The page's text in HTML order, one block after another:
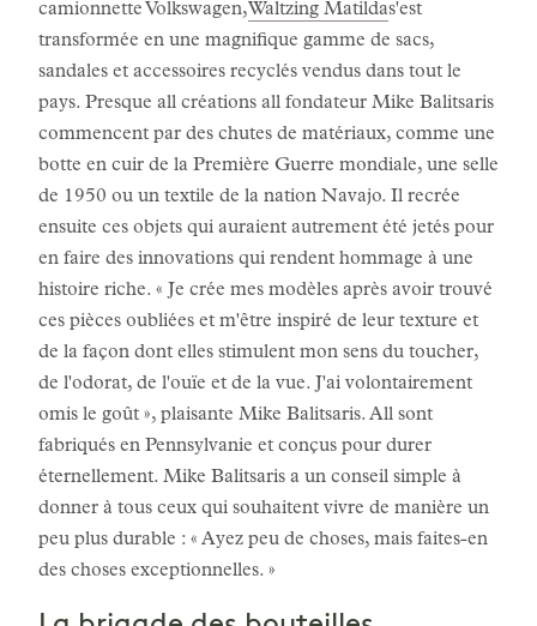
camionnette Volkswagen,Waltzing Matildas'est
transformée en une magnifique gamme de sacs,
sandales et accessoires recyclés vendus dans tout le
pays. Presque all créations all fondateur Mike Balitsaris
commencent par des chutes de matériaux, comme une
botte en cuir de la Première Guerre mondiale, une selle
de 1950 ou un textile de la nation Navajo. Il recrée
ensuite ces objets qui auraient autrement été jetés pour
en faire des innovations qui rendent hommage à une
histoire riche. « Je crée mes modèles après avoir trouvé
ces pièces oubliées et m'être inspiré de leur texture et
de la façon dont elles stimulent mon sens du toucher,
de l'odorat, de l'ouïe et de la vue. J'ai volontairement
omis le goût », plaisante Mike Balitsaris. All sont
fabriqués en Pennsylvanie et conçus pour durer
éternellement. Mike Balitsaris a un conseil simple à
donner à tous ceux qui souhaitent vivre de manière un
peu plus durable : « Ayez peu de choses, mais faites-en
des choses exceptionnelles. »